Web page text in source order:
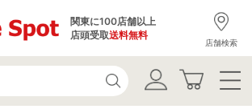
関東に100店舗以上
店頭受取送料無料
店舗検索